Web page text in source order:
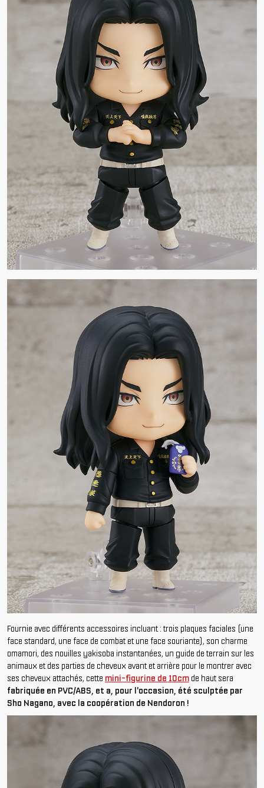
Fournie avec différents accessoires incluant : trois plaques faciales (une
face standard, une face de combat et une face souriante), son charme
omamori, des nouilles yakisoba instantanées, un guide de terrain sur les
animaux et des parties de cheveux avant et arrière pour le montrer avec
ses cheveux attachés, cette mini-figurine de 10cm de haut sera
fabriquée en PVC/ABS, et a, pour l'occasion, été sculptée par
Sho Nagano, avec la coopération de Nendoron !